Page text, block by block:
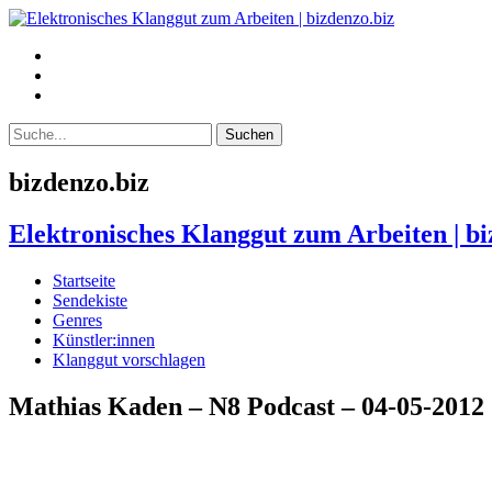
bizdenzo.biz
Elektronisches Klanggut zum Arbeiten |
Startseite
Sendekiste
Genres
Künstler:innen
Klanggut vorschlagen
Mathias Kaden – N8 Podcast – 04-05-2012